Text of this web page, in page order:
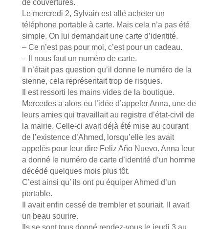
de couvertures.
Le mercredi 2, Sylvain est allé acheter un
téléphone portable à carte. Mais cela n’a pas été
simple. On lui demandait une carte d’identité.
– Ce n’est pas pour moi, c’est pour un cadeau.
– Il nous faut un numéro de carte.
Il n’était pas question qu’il donne le numéro de la
sienne, cela représentait trop de risques.
Il est ressorti les mains vides de la boutique.
Mercedes a alors eu l’idée d’appeler Anna, une de
leurs amies qui travaillait au registre d’état-civil de
la mairie. Celle-ci avait déjà été mise au courant
de l’existence d’Ahmed, lorsqu’elle les avait
appelés pour leur dire Feliz Año Nuevo. Anna leur
a donné le numéro de carte d’identité d’un homme
décédé quelques mois plus tôt.
C’est ainsi qu’ ils ont pu équiper Ahmed d’un
portable.
Il avait enfin cessé de trembler et souriait. Il avait
un beau sourire.
Ils se sont tous donné rendez-vous le jeudi 3 au